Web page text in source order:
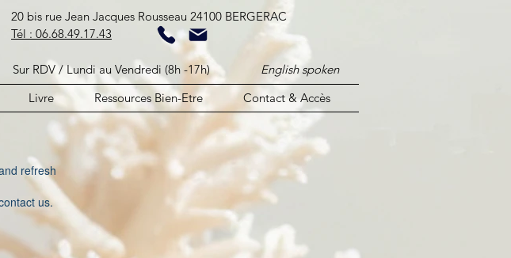
20 bis rue Jean Jacques Rousseau 24100 BERGERAC​
​Tél : 06.68.49.17.43
Livre Ressources Bien-Etre Contact & Accès
Sur RDV / Lundi au Vendredi (8h -17h) English spoken
refresh
us.